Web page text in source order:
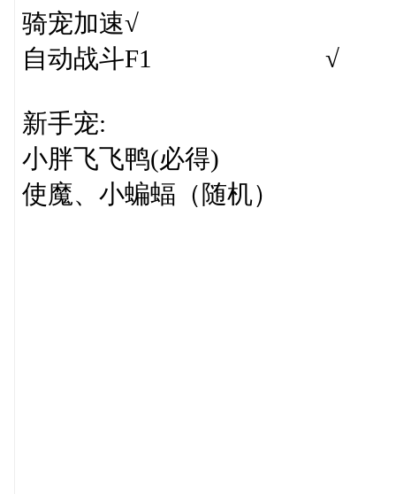
骑宠加速√
自动战斗F1 √
新手宠:
小胖飞飞鸭(必得)
使魔、小蝙蝠（随机）